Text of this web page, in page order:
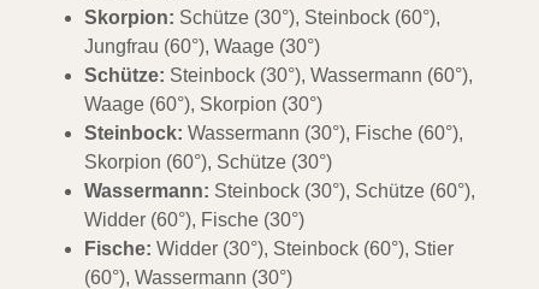
Skorpion: Schütze (30°), Steinbock (60°),
Jungfrau (60°), Waage (30°)
Schütze: Steinbock (30°), Wassermann (60°),
Waage (60°), Skorpion (30°)
Steinbock: Wassermann (30°), Fische (60°),
Skorpion (60°), Schütze (30°)
Wassermann: Steinbock (30°), Schütze (60°),
Widder (60°), Fische (30°)
Fische: Widder (30°), Steinbock (60°), Stier
(60°), Wassermann (30°)